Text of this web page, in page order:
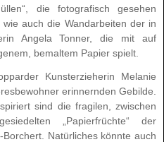
die fotografisch gesehen
auch die Wandarbeiten der in
Angela Tonner, die mit auf
bemaltem Papier spielt.
Kunsterzieherin Melanie
erinnernden Gebilde.
sind die fragilen, zwischen
„Papierfrüchte“ der
Natürliches könnte auch